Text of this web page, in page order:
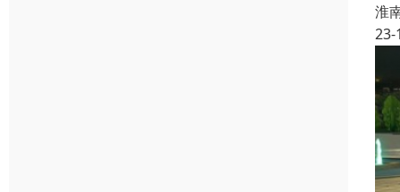
淮
23-